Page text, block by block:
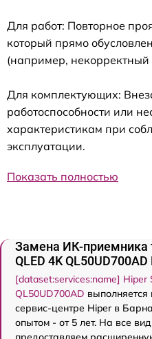
Для работ: Повторное
который прямо
(например, некорректный
Для комплектующих:
работоспособности или
характеристикам при
эксплуатации.
Показать полностью
Замена ИК-приемника
QLED 4K
[dataset:services:name] Hiper
QL50UD700AD
сервис-центре Hiper в
опытом - от 5 лет. На все